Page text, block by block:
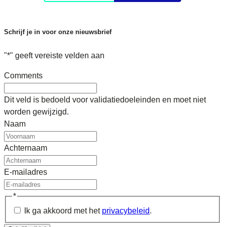
Schrijf je in voor onze nieuwsbrief
"*" geeft vereiste velden aan
Comments
Dit veld is bedoeld voor validatiedoeleinden en moet niet
worden gewijzigd.
Naam
Achternaam
E-mailadres
*
Ik ga akkoord met het privacybeleid.